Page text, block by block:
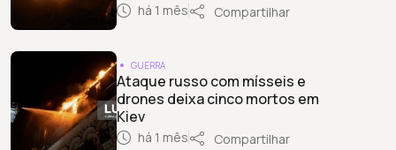
há 1 mês Compartilhar
GUERRA
Ataque russo com mísseis e
drones deixa cinco mortos em
Kiev
há 1 mês Compartilhar